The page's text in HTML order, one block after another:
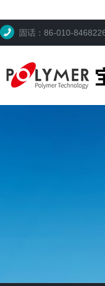
固话：86-010-